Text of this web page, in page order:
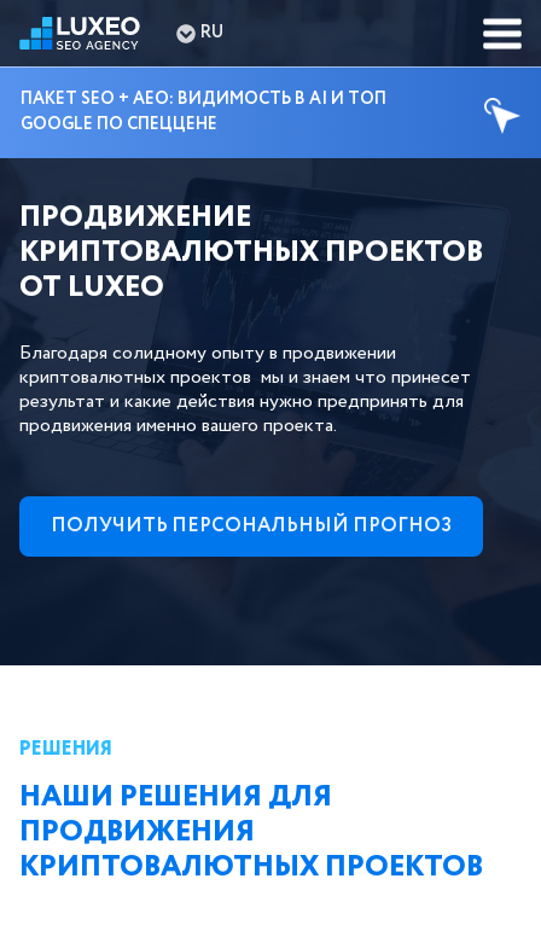
RU
ПАКЕТ SEO + AEO: ВИДИМОСТЬ В AI И ТОП
GOOGLE ПО СПЕЦЦЕНЕ
ПРОДВИЖЕНИЕ
КРИПТОВАЛЮТНЫХ ПРОЕКТОВ
ОТ LUXEO
Благодаря солидному опыту в продвижении
криптовалютных проектов мы и знаем что принесет
результат и какие действия нужно предпринять для
продвижения именно вашего проекта.
ПОЛУЧИТЬ ПЕРСОНАЛЬНЫЙ ПРОГНОЗ
РЕШЕНИЯ
НАШИ РЕШЕНИЯ ДЛЯ
ПРОДВИЖЕНИЯ
КРИПТОВАЛЮТНЫХ ПРОЕКТОВ